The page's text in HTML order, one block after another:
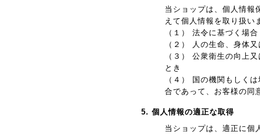
当ショップは、個人情報
えて個人情報を取り扱い
（１） 法令に基づく場合
（２） 人の生命、身体
（３） 公衆衛生の向上
とき
（４） 国の機関もしく
合であって、お客様の同
5. 個人情報の適正な取得
当ショップは、適正に個